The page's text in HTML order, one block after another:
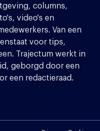
columns,
video's en
Van een
voor tips,
Trajectum werkt in
geborgd door een
een redactieraad.